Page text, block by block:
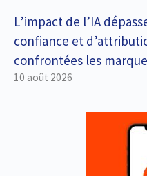
L’impact de l’IA
confiance et
confrontées les
10 août 2026